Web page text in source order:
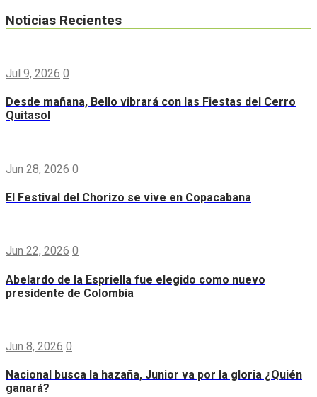
Noticias Recientes
Jul 9, 2026 0
Desde mañana, Bello vibrará con las Fiestas del Cerro
Quitasol
Jun 28, 2026 0
El Festival del Chorizo se vive en Copacabana
Jun 22, 2026 0
Abelardo de la Espriella fue elegido como nuevo
presidente de Colombia
Jun 8, 2026 0
Nacional busca la hazaña, Junior va por la gloria ¿Quién
ganará?